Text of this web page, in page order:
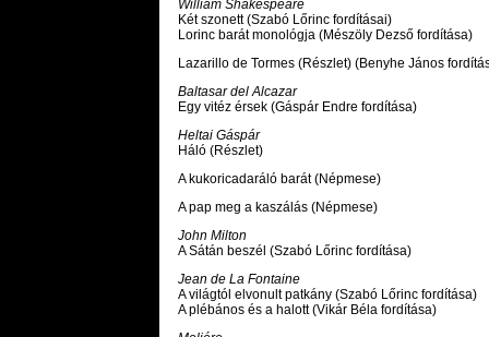
William Shakespeare
Két szonett (Szabó Lőrinc fordításai)
Lorinc barát monológja (Mészöly Dezső fordítása)
Lazarillo de Tormes (Részlet) (Benyhe János
Baltasar del Alcazar
Egy vitéz érsek (Gáspár Endre fordítása)
Heltai Gáspár
Háló (Részlet)
A kukoricadaráló barát (Népmese)
A pap meg a kaszálás (Népmese)
John Milton
A Sátán beszél (Szabó Lőrinc fordítása)
Jean de La Fontaine
A világtól elvonult patkány (Szabó Lőrinc fordítása)
A plébános és a halott (Vikár Béla fordítása)